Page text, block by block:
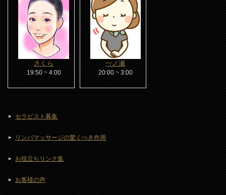
さくら
19:50 ~ 4:00
一ノ瀬
20:00 ~ 3:00
セラピスト募集
リンパマッサージの驚くべき作用
お役立ちリンク集
お客様の声